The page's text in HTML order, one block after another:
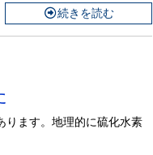
続きを読む
ります。地理的に硫化水素